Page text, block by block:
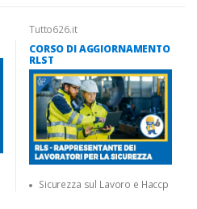
Tutto626.it
CORSO DI AGGIORNAMENTO
RLST
Sicurezza sul Lavoro e Haccp